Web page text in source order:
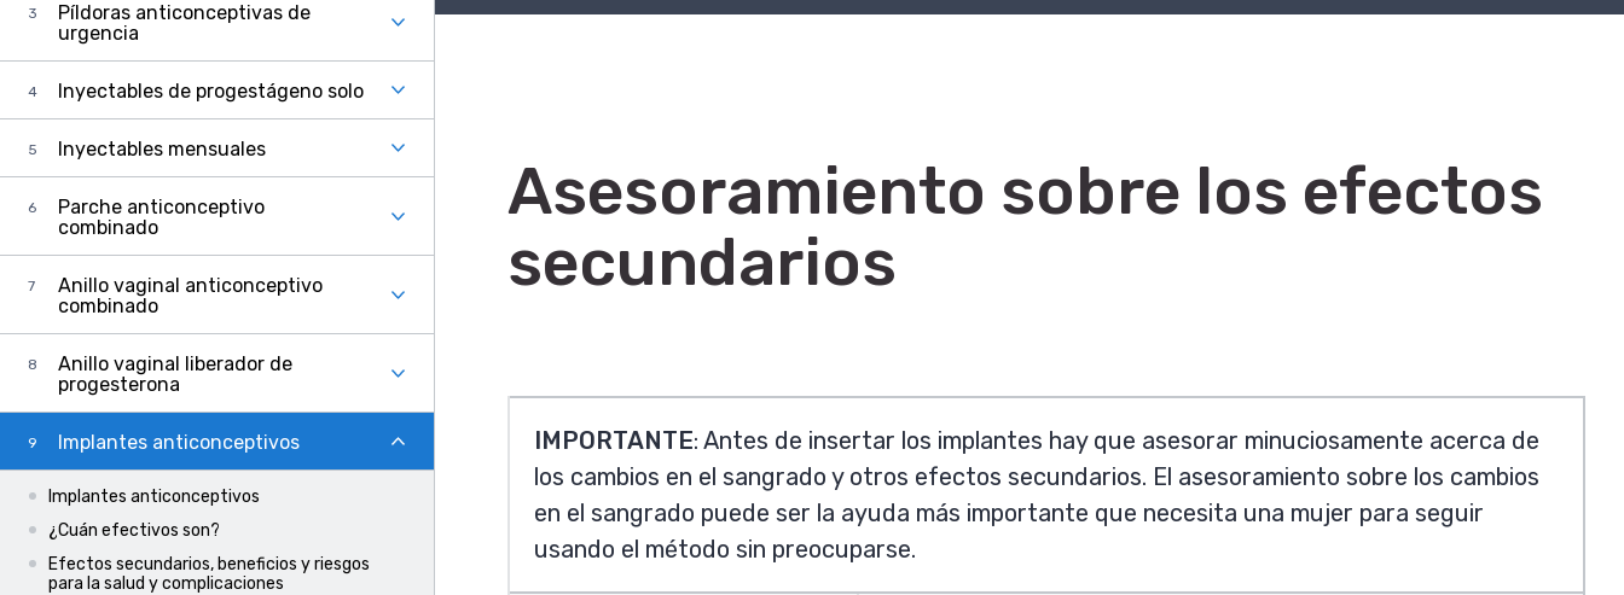
Píldoras anticonceptivas de
urgencia
Inyectables de progestágeno solo
Inyectables mensuales
Parche anticonceptivo
combinado
Anillo vaginal anticonceptivo
combinado
Anillo vaginal liberador de
progesterona
Implantes anticonceptivos
Implantes anticonceptivos
¿Cuán efectivos son?
Efectos secundarios, beneficios y riesgos
para la salud y complicaciones
Asesoramiento sobre los efectos
secundarios
IMPORTANTE: Antes de insertar los implantes hay que asesorar minuciosamente acerca de
los cambios en el sangrado y otros efectos secundarios. El asesoramiento sobre los cambios
en el sangrado puede ser la ayuda más importante que necesita una mujer para seguir
usando el método sin preocuparse.